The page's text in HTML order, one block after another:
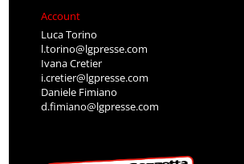
Account
Luca Torino
l.torino@lgpresse.com
Ivana Cretier
i.cretier@lgpresse.com
Daniele Fimiano
d.fimiano@lgpresse.com